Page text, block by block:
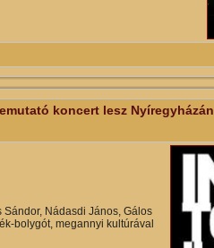
-ban tartalommal kapcsolatosan
koncert lesz Nyíregyházán
Sándor, Nádasdi János, Gálos
bolygót, megannyi kultúrával